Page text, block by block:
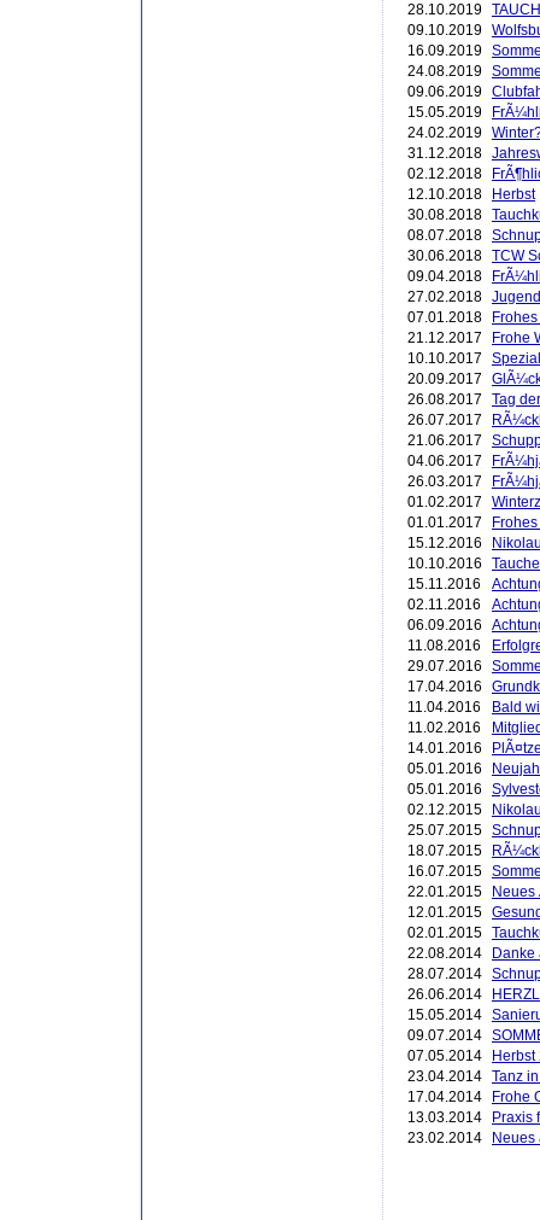
28.10.2019
09.10.2019
16.09.2019
24.08.2019
09.06.2019
15.05.2019
24.02.2019
31.12.2018
02.12.2018
12.10.2018
Herbst
30.08.2018
08.07.2018
30.06.2018 TCW
09.04.2018
27.02.2018
07.01.2018
21.12.2017
Frohe
10.10.2017
20.09.2017
26.08.2017
Tag
26.07.2017
21.06.2017
04.06.2017
26.03.2017
01.02.2017
01.01.2017
15.12.2016
10.10.2016
15.11.2016
02.11.2016
06.09.2016
11.08.2016
29.07.2016
17.04.2016
11.04.2016
Bald
11.02.2016
14.01.2016
05.01.2016
05.01.2016
02.12.2015
25.07.2015
18.07.2015
16.07.2015
22.01.2015
12.01.2015
02.01.2015
22.08.2014
Danke
28.07.2014
26.06.2014
15.05.2014
09.07.2014
07.05.2014
23.04.2014 Tanz
17.04.2014
Frohe
13.03.2014
Praxis
23.02.2014
Neues